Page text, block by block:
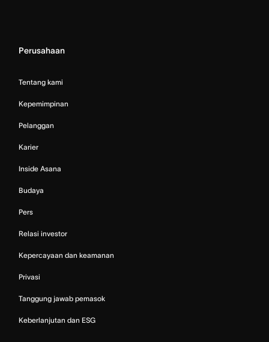
Perusahaan
Tentang kami
Kepemimpinan
Pelanggan
Karier
Inside Asana
Budaya
Pers
Relasi investor
Kepercayaan dan keamanan
Privasi
Tanggung jawab pemasok
Keberlanjutan dan ESG